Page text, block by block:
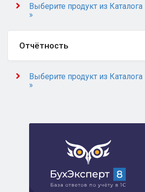
Выберите продукт из Каталога
»
Отчётность
Выберите продукт из Каталога
»